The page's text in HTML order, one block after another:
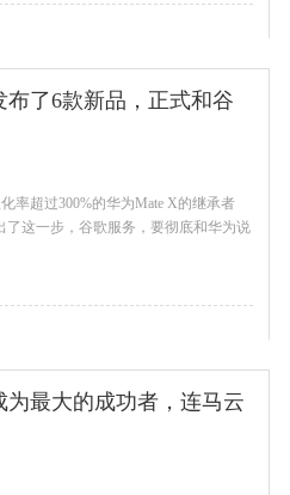
了6款新品，正式和谷
率超过300%的华为Mate X的继承者
这一步，谷歌服务，要彻底和华为说
最大的成功者，连马云